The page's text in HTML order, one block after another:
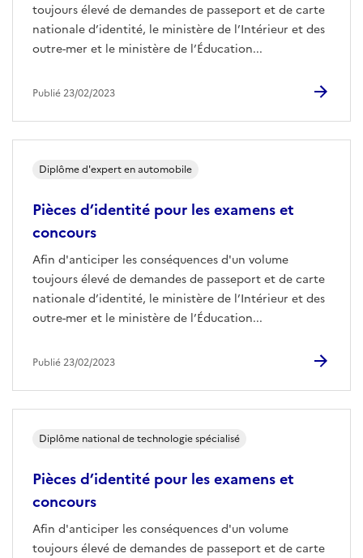
toujours élevé de demandes de passeport et de carte
nationale d’identité, le ministère de l’Intérieur et des
outre-mer et le ministère de l’Éducation...
Publié 23/02/2023
Pièces d’identité pour les examens et
concours
Afin d'anticiper les conséquences d'un volume
toujours élevé de demandes de passeport et de carte
nationale d’identité, le ministère de l’Intérieur et des
outre-mer et le ministère de l’Éducation...
Diplôme d'expert en automobile
Publié 23/02/2023
Pièces d’identité pour les examens et
concours
Afin d'anticiper les conséquences d'un volume
toujours élevé de demandes de passeport et de carte
Diplôme national de technologie spécialisé